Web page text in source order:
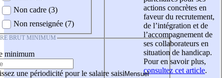
Non cadre (3)
Non renseignée (7)
BRUT MINIMUM
minimum
une périodicité pour le salaire saisi
actions concrètes en
faveur du recrutement,
de l’intégration et de
l’accompagnement de
ses collaborateurs en
situation de handicap.
Pour en savoir plus,
consultez cet article.